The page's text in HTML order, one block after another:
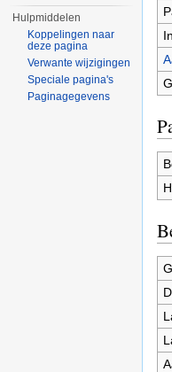
Hulpmiddelen
Koppelingen naar
deze pagina
Verwante wijzigingen
Speciale pagina's
Paginagegevens